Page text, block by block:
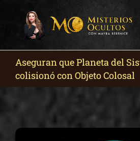
Aseguran que Planeta del
colisionó con Objeto Colosal